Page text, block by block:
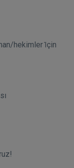
hekimler i̇çin